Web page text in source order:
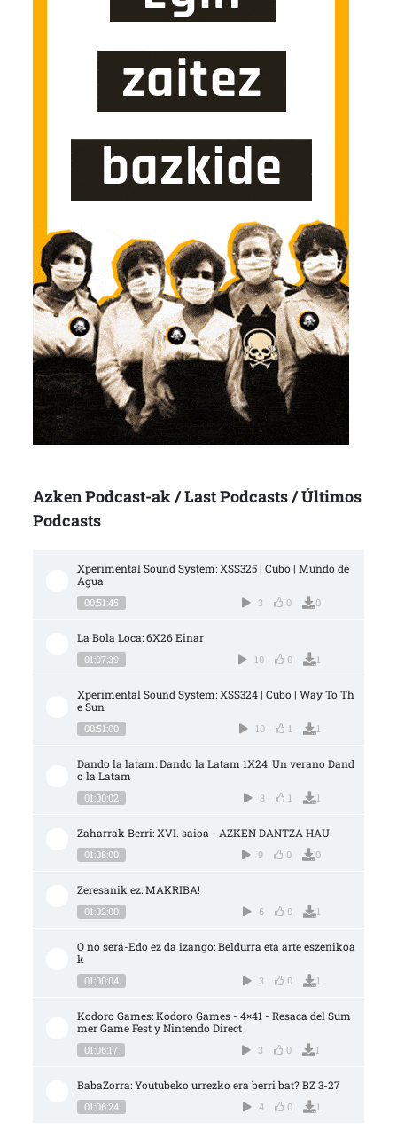
Azken Podcast-ak / Last Podcasts / Últimos
Podcasts
Xperimental Sound System: XSS325 | Cubo | Mundo de
Agua
00:51:45 3 0 0
La Bola Loca: 6X26 Einar
01:07:39 10 0 1
Xperimental Sound System: XSS324 | Cubo | Way To Th
e Sun
00:51:00 10 1 1
Dando la latam: Dando la Latam 1X24: Un verano Dand
o la Latam
01:00:02 8 1 1
Zaharrak Berri: XVI. saioa - AZKEN DANTZA HAU
01:08:00 9 0 0
Zeresanik ez: MAKRIBA!
01:02:00 6 0 1
O no será-Edo ez da izango: Beldurra eta arte eszenikoa
k
01:00:04 3 0 1
Kodoro Games: Kodoro Games - 4×41 - Resaca del Sum
mer Game Fest y Nintendo Direct
01:06:17 3 0 1
BabaZorra: Youtubeko urrezko era berri bat? BZ 3-27
01:06:24 4 0 1